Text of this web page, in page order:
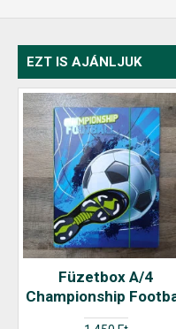
EZT IS AJÁNLJUK
Füzetbox A/4
Championship